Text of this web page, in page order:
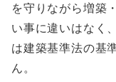
を守りながら増築
い事に違いはなく
は建築基準法の基
ん。